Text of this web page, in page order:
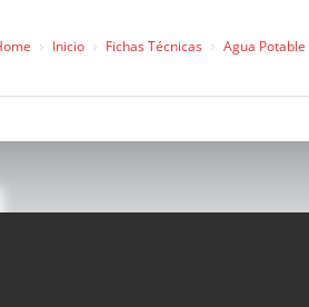
Inicio Fichas Técnicas Agua Potable